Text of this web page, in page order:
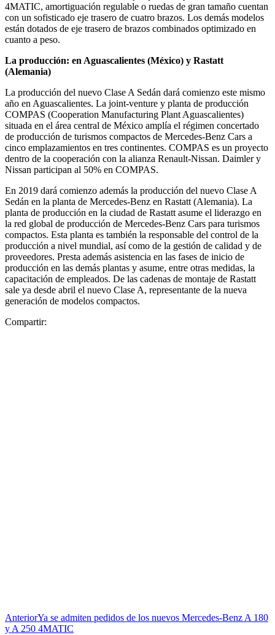
4MATIC, amortiguación regulable o ruedas de gran tamaño cuentan
con un sofisticado eje trasero de cuatro brazos. Los demás modelos
están dotados de eje trasero de brazos combinados optimizado en
cuanto a peso.
La producción: en Aguascalientes (México) y Rastatt
(Alemania)
La producción del nuevo Clase A Sedán dará comienzo este mismo
año en Aguascalientes. La joint-venture y planta de producción
COMPAS (Cooperation Manufacturing Plant Aguascalientes)
situada en el área central de México amplía el régimen concertado
de producción de turismos compactos de Mercedes-Benz Cars a
cinco emplazamientos en tres continentes. COMPAS es un proyecto
dentro de la cooperación con la alianza Renault-Nissan. Daimler y
Nissan participan al 50% en COMPAS.
En 2019 dará comienzo además la producción del nuevo Clase A
Sedán en la planta de Mercedes-Benz en Rastatt (Alemania). La
planta de producción en la ciudad de Rastatt asume el liderazgo en
la red global de producción de Mercedes-Benz Cars para turismos
compactos. Esta planta es también la responsable del control de la
producción a nivel mundial, así como de la gestión de calidad y de
proveedores. Presta además asistencia en las fases de inicio de
producción en las demás plantas y asume, entre otras medidas, la
capacitación de empleados. De las cadenas de montaje de Rastatt
sale ya desde abril el nuevo Clase A, representante de la nueva
generación de modelos compactos.
Compartir:
AnteriorYa se admiten pedidos de los nuevos Mercedes-Benz A 180
y A 250 4MATIC